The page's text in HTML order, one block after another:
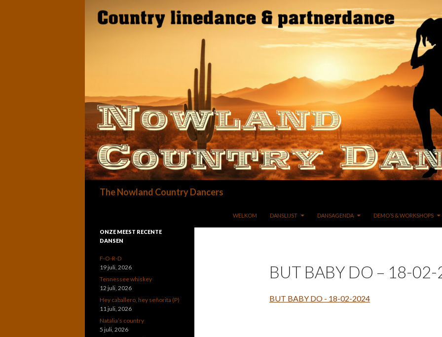
The Nowland Country Dancers
WELKOM
DANSLIJST DANSAGENDA DEMO’S & WORKSHOPS
BUT BABY DO – 18-
BUT BABY DO - 18-02-2024
ONZE MEEST RECENTE
DANSEN
F-O-R-D
19 juli, 2026
Tennessee whiskey
12 juli, 2026
Hey caballero, hey señorita (P)
11 juli, 2026
Natalia’s country
5 juli, 2026